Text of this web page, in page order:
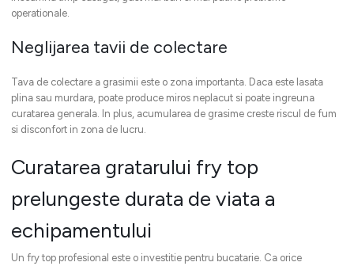
operationale.
Neglijarea tavii de colectare
Tava de colectare a grasimii este o zona importanta. Daca este lasata
plina sau murdara, poate produce miros neplacut si poate ingreuna
curatarea generala. In plus, acumularea de grasime creste riscul de fum
si disconfort in zona de lucru.
Curatarea gratarului fry top
prelungeste durata de viata a
echipamentului
Un fry top profesional este o investitie pentru bucatarie. Ca orice